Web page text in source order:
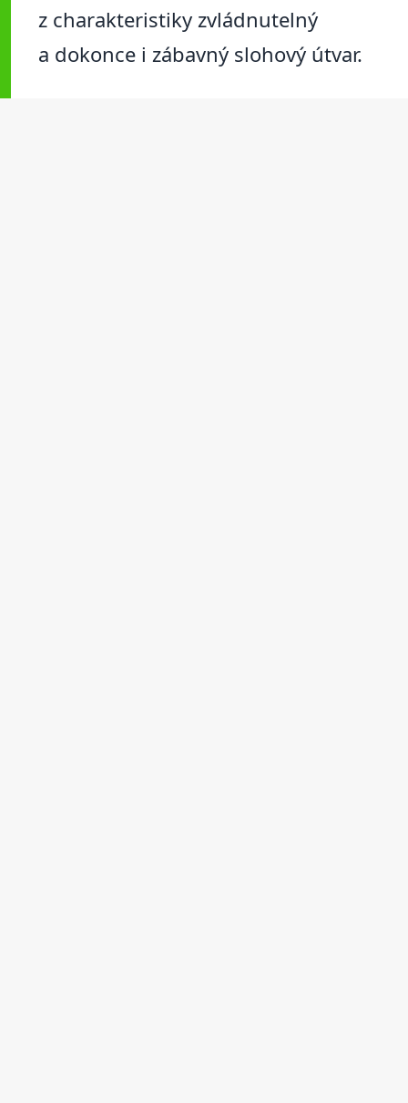
z charakteristiky zvládnutelný
a dokonce i zábavný slohový útvar.